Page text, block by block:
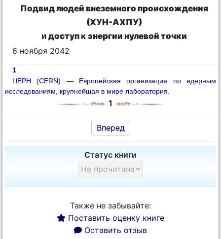
Подвид людей внеземного происхождения
(ХУН-АХПУ)
и доступ к энергии нулевой точки
6 ноября 2042
1
ЦЕРН (CERN) — Европейская организация по ядерным
исследованиям, крупнейшая в мире лаборатория.
1
Вперед
Статус книги
Также не забывайте:
Поставить оценку книге
Оставить отзыв